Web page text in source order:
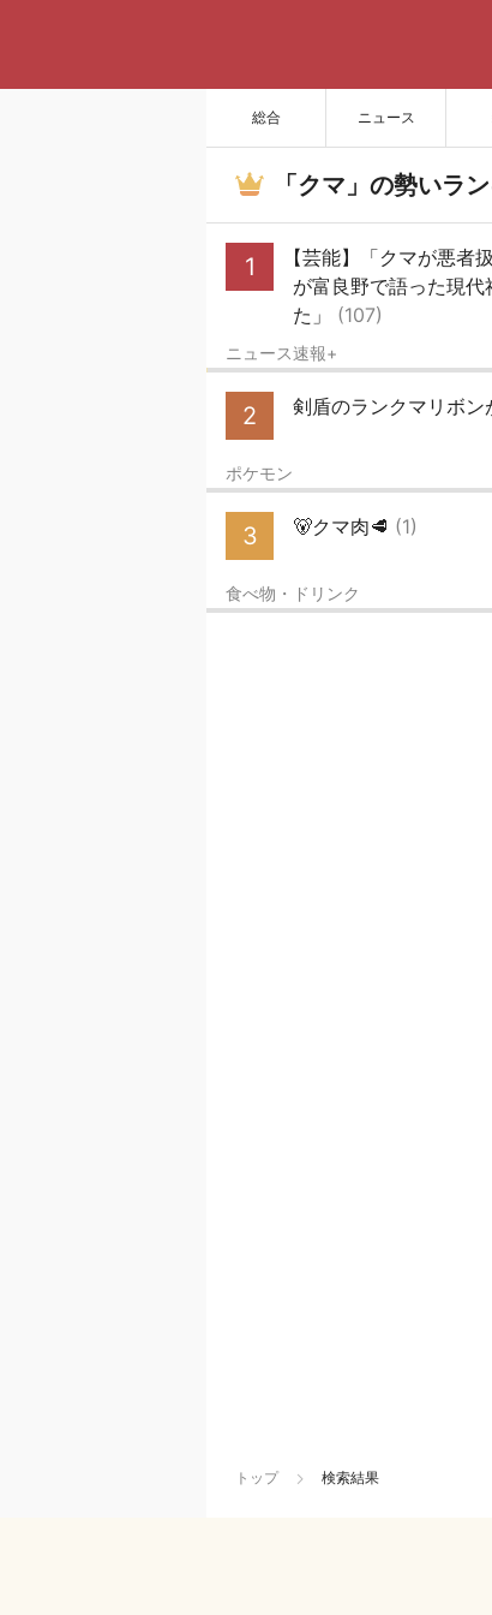
総合 ニュース
「クマ」の勢いラ
1
【芸能】「クマが悪者
が富良野で語った現代
た」 (107)
ニュース速報+
2 剣盾のランクマリボン
ポケモン
3 🐻クマ肉🥩 (1)
食べ物・ドリンク
トップ 検索結果